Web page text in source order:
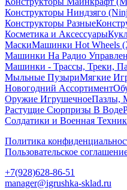
Конструкторы Ниндзяго
Конструкторы Разные
Косметика и Аксессуары
МаскиМашинки Hot Wheels
Машинки На Радио
Машинки - Трассы, Треки,
Мыльные ПузыриМягкие
Новогодний Ассортимент
Оружие ИгрушечноеПазлы,
Растущие Сюрпризы В Воде
Солдатики и Военная
Политика
Пользовательское
+7(928)628-86-51
manager@igrushka-sklad.ru